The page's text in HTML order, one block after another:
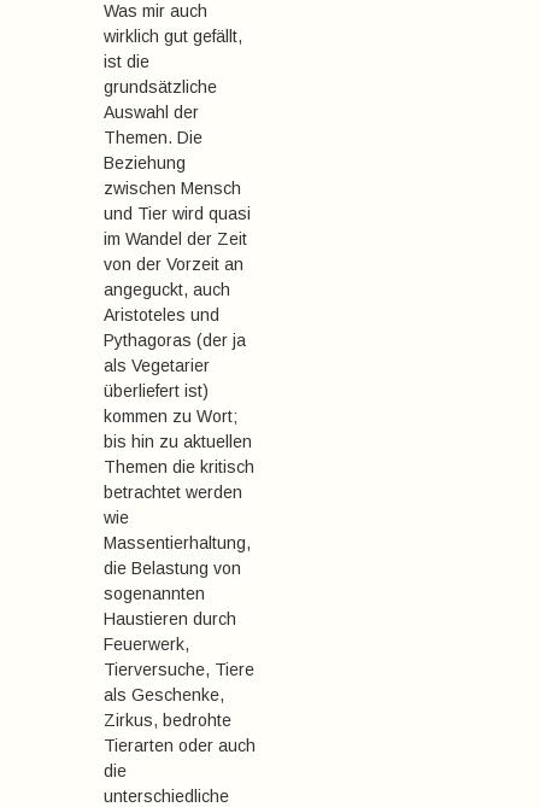
Was mir auch
wirklich gut gefällt,
ist die
grundsätzliche
Auswahl der
Themen. Die
Beziehung
zwischen Mensch
und Tier wird quasi
im Wandel der Zeit
von der Vorzeit an
angeguckt, auch
Aristoteles und
Pythagoras (der ja
als Vegetarier
überliefert ist)
kommen zu Wort;
bis hin zu aktuellen
Themen die kritisch
betrachtet werden
wie
Massentierhaltung,
die Belastung von
sogenannten
Haustieren durch
Feuerwerk,
Tierversuche, Tiere
als Geschenke,
Zirkus, bedrohte
Tierarten oder auch
die
unterschiedliche